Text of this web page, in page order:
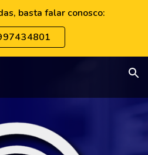
basta falar conosco: